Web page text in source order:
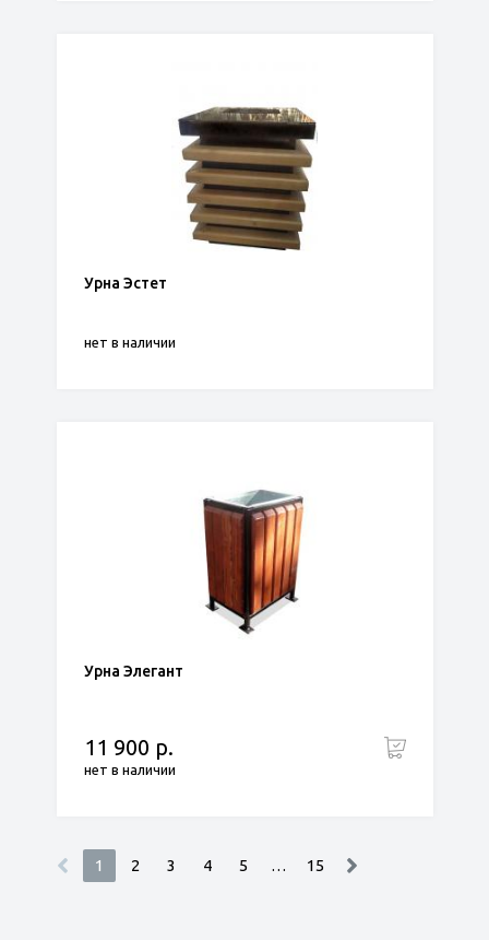
Урна Эстет
нет в наличии
Урна Элегант
11 900 р.
нет в наличии
1 2 3 4 5 … 15